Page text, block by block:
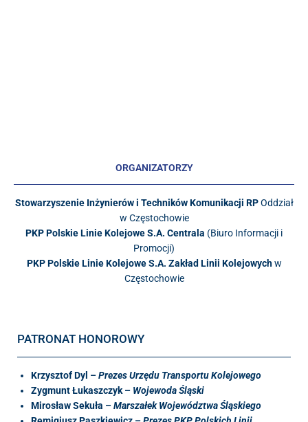
ORGANIZATORZY
Stowarzyszenie Inżynierów i Techników Komunikacji RPOddział
w Częstochowie
PKP Polskie Linie Kolejowe S.A. Centrala (Biuro Informacji i
Promocji)
PKP Polskie Linie Kolejowe S.A. Zakład Linii Kolejowychw
Częstochowie
PATRONAT HONOROWY
Krzysztof Dyl –Prezes Urzędu Transportu Kolejowego
Zygmunt Łukaszczyk – Wojewoda Śląski
Mirosław Sekuła –Marszałek Województwa Śląskiego